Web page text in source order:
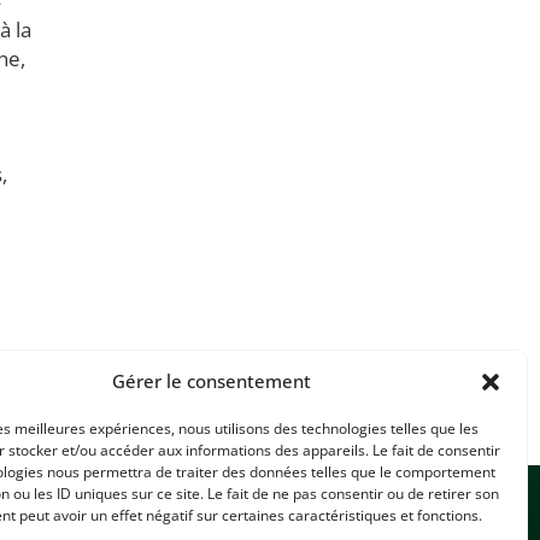
Gérer le consentement
meilleures expériences, nous utilisons des technologies telles que les
stocker et/ou accéder aux informations des appareils. Le fait de consentir
nous permettra de traiter des données telles que le comportement
ou les ID uniques sur ce site. Le fait de ne pas consentir ou de retirer son
peut avoir un effet négatif sur certaines caractéristiques et fonctions.
la